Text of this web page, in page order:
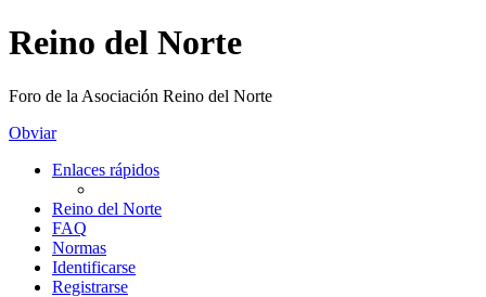
Reino del Norte
Foro de la Asociación Reino del Norte
Obviar
Enlaces rápidos
Reino del Norte
FAQ
Normas
Identificarse
Registrarse